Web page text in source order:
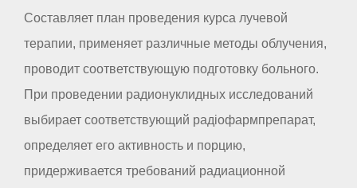
Составляет план проведения курса лучевой
терапии, применяет различные методы облучения,
проводит соответствующую подготовку больного.
При проведении радионуклидных исследований
выбирает соответствующий радіофармпрепарат,
определяет его активность и порцию,
придерживается требований радиационной